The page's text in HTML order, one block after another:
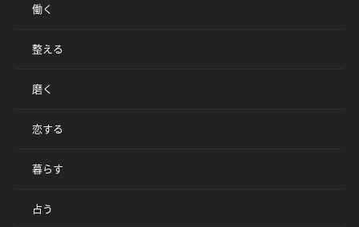
働く
整える
磨く
恋する
暮らす
占う